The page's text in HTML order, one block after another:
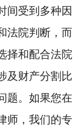
间受到多种因
法院判断，而
择和配合法院
及财产分割比
题。如果您在
师，我们的专